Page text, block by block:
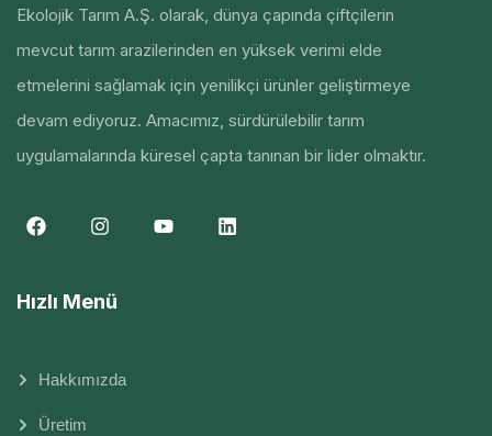
Ekolojik Tarım A.Ş. olarak, dünya çapında çiftçilerin
mevcut tarım arazilerinden en yüksek verimi elde
etmelerini sağlamak için yenilikçi ürünler geliştirmeye
devam ediyoruz. Amacımız, sürdürülebilir tarım
uygulamalarında küresel çapta tanınan bir lider olmaktır.
Hızlı Menü
Hakkımızda
Üretim